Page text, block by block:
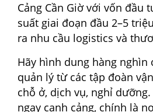
Cảng Cần Giờ với vốn đầu
suất giai đoạn đầu 2–5
ra nhu cầu logistics và
Hãy hình dung hàng nghìn
quản lý từ các tập đoàn
chỗ ở, dịch vụ, nghỉ
ngay cạnh cảng, chính là